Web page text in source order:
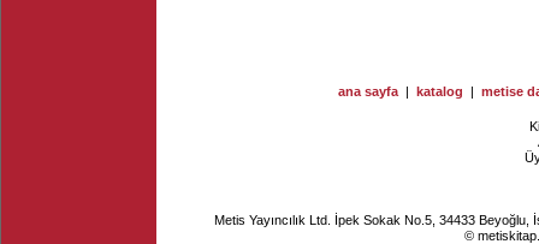
ana sayfa | katalog | metise
Metis Yayıncılık Ltd. İpek Sokak No.5, 34433
©